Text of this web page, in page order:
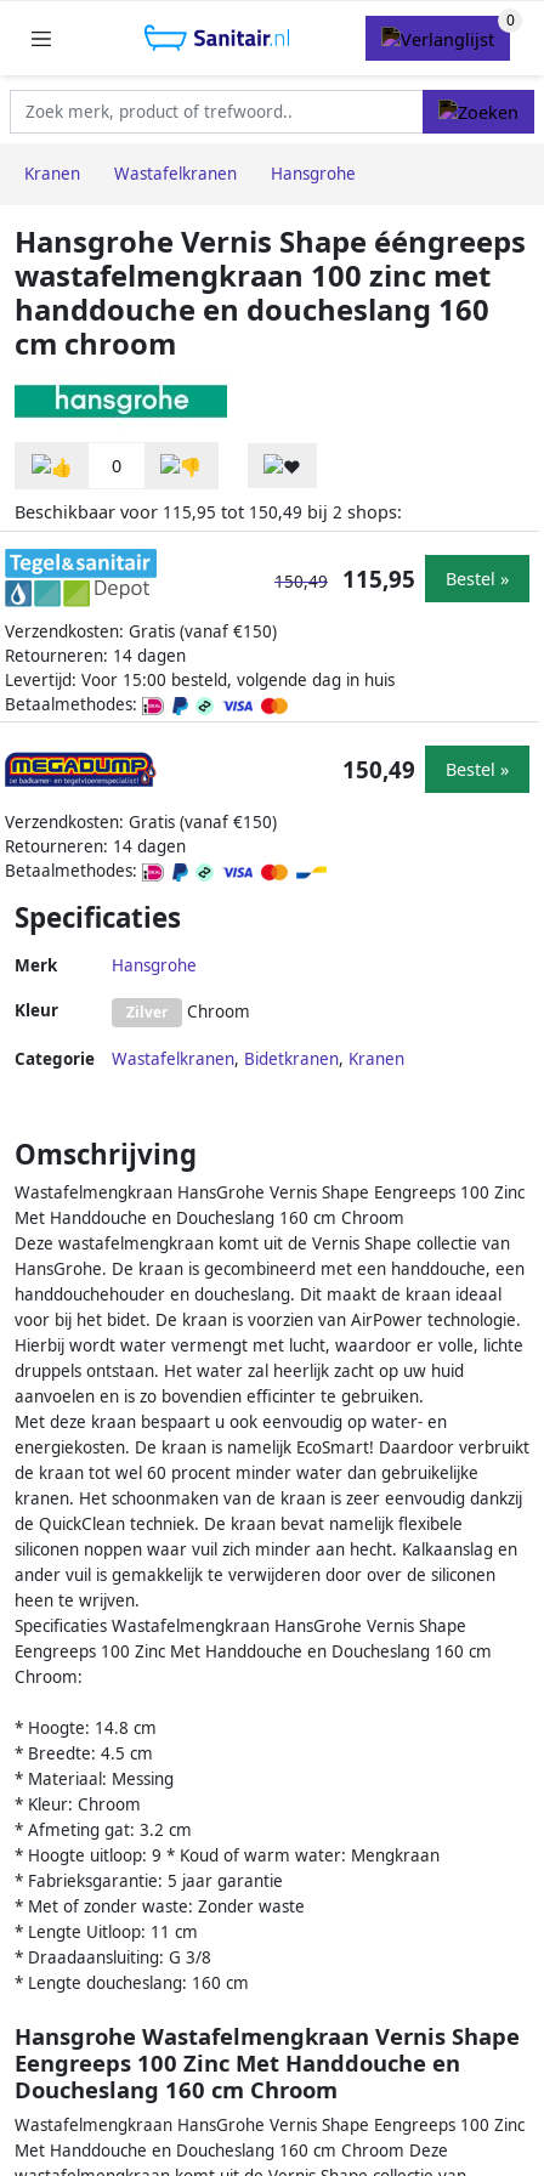
Kranen Wastafelkranen Hansgrohe
Hansgrohe Vernis Shape ééngreeps
wastafelmengkraan 100 zinc met
handdouche en doucheslang 160
cm chroom
0
Beschikbaar voor 115,95 tot 150,49 bij 2 shops:
Verzendkosten: Gratis (vanaf €150)
Retourneren: 14 dagen
Levertijd: Voor 15:00 besteld, volgende dag in huis
Betaalmethodes:
150,49 115,95 Bestel »
Verzendkosten: Gratis (vanaf €150)
Retourneren: 14 dagen
Betaalmethodes:
150,49 Bestel »
Specificaties
Merk Hansgrohe
Kleur Zilver Chroom
Categorie Wastafelkranen, Bidetkranen, Kranen
Omschrijving
Wastafelmengkraan HansGrohe Vernis Shape Eengreeps 100 Zinc
Met Handdouche en Doucheslang 160 cm Chroom
Deze wastafelmengkraan komt uit de Vernis Shape collectie van
HansGrohe. De kraan is gecombineerd met een handdouche, een
handdouchehouder en doucheslang. Dit maakt de kraan ideaal
voor bij het bidet. De kraan is voorzien van AirPower technologie.
Hierbij wordt water vermengt met lucht, waardoor er volle, lichte
druppels ontstaan. Het water zal heerlijk zacht op uw huid
aanvoelen en is zo bovendien efficinter te gebruiken.
Met deze kraan bespaart u ook eenvoudig op water- en
energiekosten. De kraan is namelijk EcoSmart! Daardoor verbruikt
de kraan tot wel 60 procent minder water dan gebruikelijke
kranen. Het schoonmaken van de kraan is zeer eenvoudig dankzij
de QuickClean techniek. De kraan bevat namelijk flexibele
siliconen noppen waar vuil zich minder aan hecht. Kalkaanslag en
ander vuil is gemakkelijk te verwijderen door over de siliconen
heen te wrijven.
Specificaties Wastafelmengkraan HansGrohe Vernis Shape
Eengreeps 100 Zinc Met Handdouche en Doucheslang 160 cm
Chroom:
* Hoogte: 14.8 cm
* Breedte: 4.5 cm
* Materiaal: Messing
* Kleur: Chroom
* Afmeting gat: 3.2 cm
* Hoogte uitloop: 9 * Koud of warm water: Mengkraan
* Fabrieksgarantie: 5 jaar garantie
* Met of zonder waste: Zonder waste
* Lengte Uitloop: 11 cm
* Draadaansluiting: G 3/8
* Lengte doucheslang: 160 cm
Hansgrohe Wastafelmengkraan Vernis Shape
Eengreeps 100 Zinc Met Handdouche en
Doucheslang 160 cm Chroom
Wastafelmengkraan HansGrohe Vernis Shape Eengreeps 100 Zinc
Met Handdouche en Doucheslang 160 cm Chroom Deze